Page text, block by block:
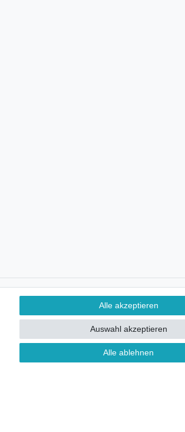
Alle akzeptieren
Alle ablehnen
Auswahl akzeptieren